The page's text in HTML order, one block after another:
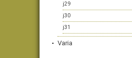
j29
j30
j31
Varia